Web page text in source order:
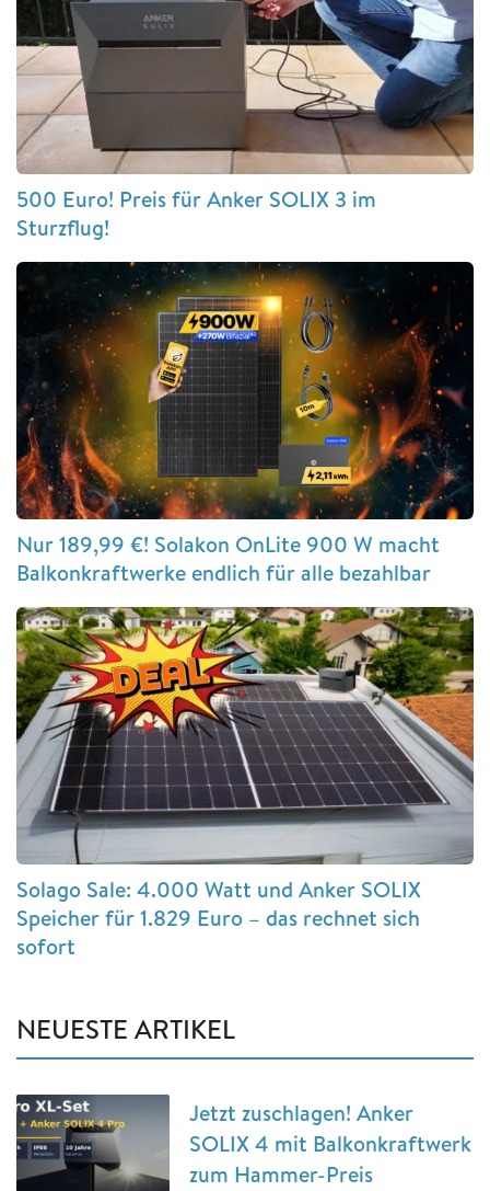
500 Euro! Preis für Anker SOLIX 3 im
Sturzflug!
Nur 189,99 €! Solakon OnLite 900 W macht
Balkonkraftwerke endlich für alle bezahlbar
Solago Sale: 4.000 Watt und Anker SOLIX
Speicher für 1.829 Euro – das rechnet sich
sofort
NEUESTE ARTIKEL
Jetzt zuschlagen! Anker
SOLIX 4 mit Balkonkraftwerk
zum Hammer-Preis